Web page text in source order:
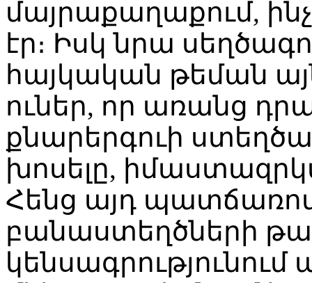
մայրաքաղաքում,
էր։ Իսկ նրա
հայկական թեման
ուներ, որ առանց
քնարերգուի
խոսելը,
Հենց այդ
բանաստեղծների